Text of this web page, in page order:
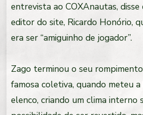
entrevista ao COXAnautas,
editor do site, Ricardo Honório,
era ser “amiguinho de jogador”.
Zago terminou o seu
famosa coletiva, quando meteu
elenco, criando um clima interno